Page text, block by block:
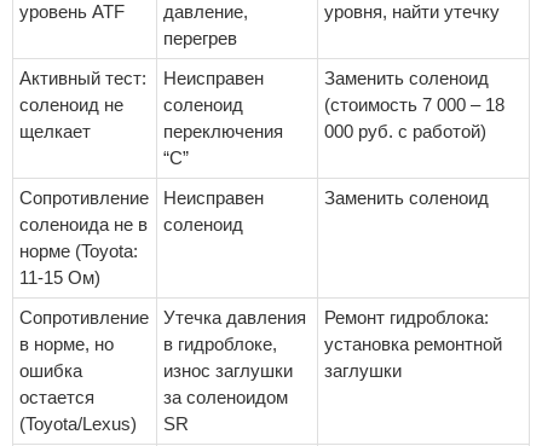
уровень ATF
давление,
перегрев
уровня, найти утечку
Активный тест:
соленоид не
щелкает
Неисправен
соленоид
переключения
“C”
Заменить соленоид
(стоимость 7 000 – 18
000 руб. с работой)
Сопротивление
соленоида не в
норме (Toyota:
11-15 Ом)
Неисправен
соленоид
Заменить соленоид
Сопротивление
в норме, но
ошибка
остается
(Toyota/Lexus)
Утечка давления
в гидроблоке,
износ заглушки
за соленоидом
SR
Ремонт гидроблока:
установка ремонтной
заглушки